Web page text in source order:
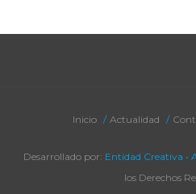
Inicio Actualidad
Desarrollado por: Entidad Creativa •
los Derechos